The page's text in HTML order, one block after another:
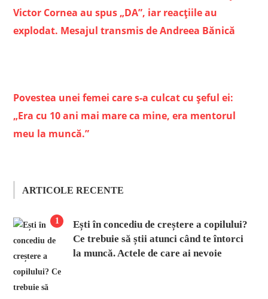
Victor Cornea au spus „DA”, iar reacțiile au
explodat. Mesajul transmis de Andreea Bănică
Povestea unei femei care s-a culcat cu șeful ei:
„Era cu 10 ani mai mare ca mine, era mentorul
meu la muncă.”
ARTICOLE RECENTE
1
Ești în concediu de creștere a copilului?
Ce trebuie să știi atunci când te întorci
la muncă. Actele de care ai nevoie